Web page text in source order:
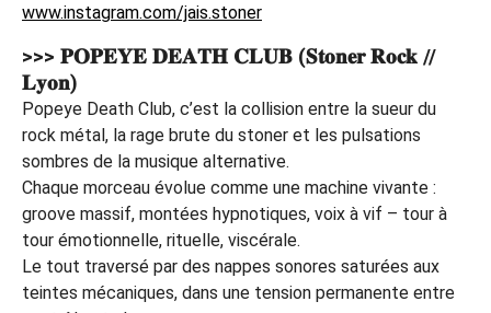
www.instagram.com/jais.stoner
>>> 𝐏𝐎𝐏𝐄𝐘𝐄 𝐃𝐄𝐀𝐓𝐇 𝐂𝐋𝐔𝐁 (𝐒𝐭𝐨𝐧𝐞𝐫 𝐑𝐨𝐜𝐤 //
𝐋𝐲𝐨𝐧)
Popeye Death Club, c’est la collision entre la sueur du
rock métal, la rage brute du stoner et les pulsations
sombres de la musique alternative.
Chaque morceau évolue comme une machine vivante :
groove massif, montées hypnotiques, voix à vif – tour à
tour émotionnelle, rituelle, viscérale.
Le tout traversé par des nappes sonores saturées aux
teintes mécaniques, dans une tension permanente entre